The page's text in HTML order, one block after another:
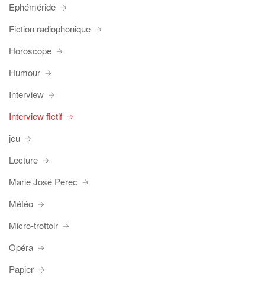
Ephéméride
Fiction radiophonique
Horoscope
Humour
Interview
Interview fictif
jeu
Lecture
Marie José Perec
Météo
Micro-trottoir
Opéra
Papier